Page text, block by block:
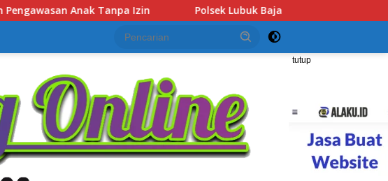
Polsek Lubuk Baja Amankan Dua Tersangka Beserta 74 Cartridge Vape
tutup